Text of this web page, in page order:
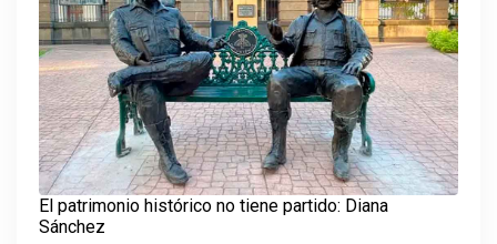
El patrimonio histórico no tiene partido: Diana
Sánchez